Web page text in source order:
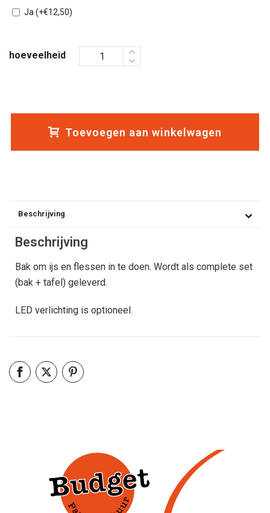
Ja (+€12,50)
hoeveelheid
Toevoegen aan winkelwagen
Beschrijving
Beschrijving
Bak om ijs en flessen in te doen. Wordt als complete set
(bak + tafel) geleverd.
LED verlichting is optioneel.